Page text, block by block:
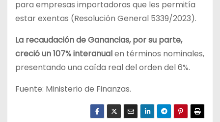
para empresas importadoras que les permitía
estar exentas (Resolución General 5339/2023).
La recaudación de Ganancias, por su parte,
creció un 107% interanualen términos nominales,
presentando una caída real del orden del 6%.
Fuente: Ministerio de Finanzas.